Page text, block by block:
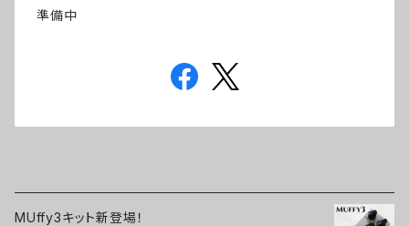
準備中
MUffy3キット新登場！